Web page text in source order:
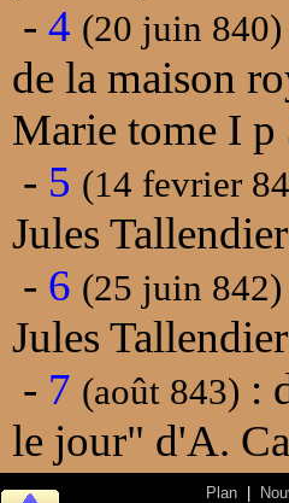
- 4 (20 juin 840)
de la maison
Marie tome I p
- 5 (14 fevrier
Jules
- 6 (25 juin 842)
Jules
- 7 (août 843) :
le jour" d'A.
Plan